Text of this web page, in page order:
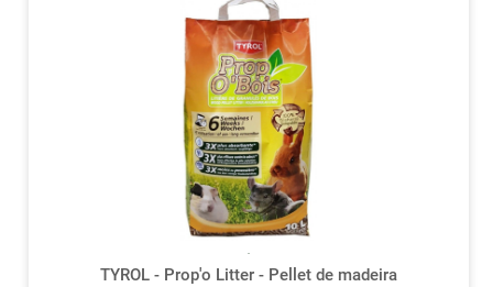
TYROL - Prop'o Litter - Pellet de madeira